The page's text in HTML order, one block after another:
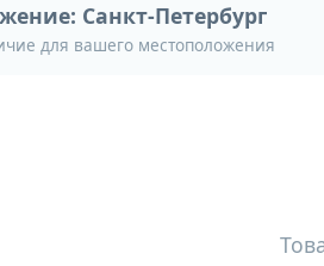
Санкт-Петербург
для вашего местоположения